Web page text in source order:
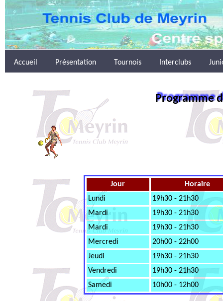
Accueil Présentation Tournois Interclubs
Programme
Jour
Horaire
Lundi
19h30 - 21h30
Mardi
19h30 - 21h30
Mardi
19h30 - 21h30
Mercredi
20h00 - 22h00
Jeudi
19h30 - 21h30
Vendredi
19h30 - 21h30
Samedi
10h00 - 12h00